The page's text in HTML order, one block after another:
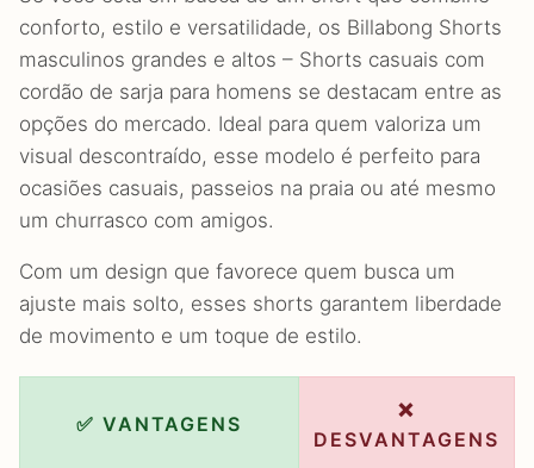
conforto, estilo e versatilidade, os Billabong Shorts
masculinos grandes e altos – Shorts casuais com
cordão de sarja para homens se destacam entre as
opções do mercado. Ideal para quem valoriza um
visual descontraído, esse modelo é perfeito para
ocasiões casuais, passeios na praia ou até mesmo
um churrasco com amigos.
Com um design que favorece quem busca um
ajuste mais solto, esses shorts garantem liberdade
de movimento e um toque de estilo.
✅ VANTAGENS
❌
DESVANTAGENS